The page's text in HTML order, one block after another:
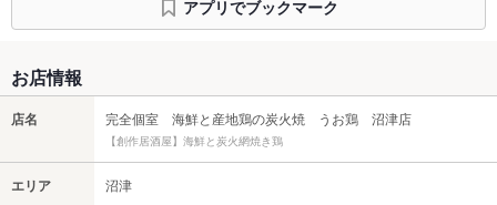
アプリでブックマーク
お店情報
店名 完全個室 海鮮と産地鶏の炭火焼 うお鶏 沼津店
【創作居酒屋】海鮮と炭火網焼き鶏
エリア 沼津